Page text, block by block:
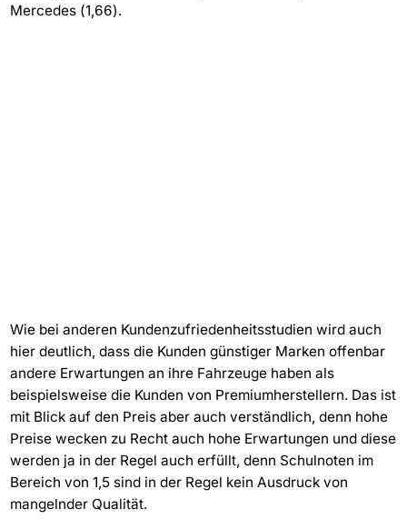
Mercedes (1,66).
Wie bei anderen Kundenzufriedenheitsstudien wird auch
hier deutlich, dass die Kunden günstiger Marken offenbar
andere Erwartungen an ihre Fahrzeuge haben als
beispielsweise die Kunden von Premiumherstellern. Das ist
mit Blick auf den Preis aber auch verständlich, denn hohe
Preise wecken zu Recht auch hohe Erwartungen und diese
werden ja in der Regel auch erfüllt, denn Schulnoten im
Bereich von 1,5 sind in der Regel kein Ausdruck von
mangelnder Qualität.